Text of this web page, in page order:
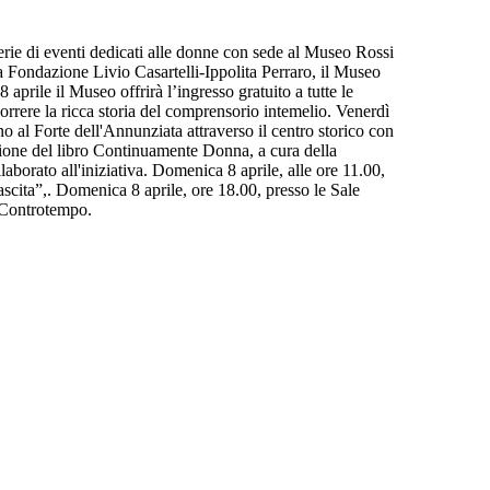
di eventi dedicati alle donne con sede al Museo Rossi
Fondazione Livio Casartelli-Ippolita Perraro, il Museo
il Museo offrirà l’ingresso gratuito a tutte le
la ricca storia del comprensorio intemelio. Venerdì
al Forte dell'Annunziata attraverso il centro storico con
del libro Continuamente Donna, a cura della
all'iniziativa. Domenica 8 aprile, alle ore 11.00,
Domenica 8 aprile, ore 18.00, presso le Sale